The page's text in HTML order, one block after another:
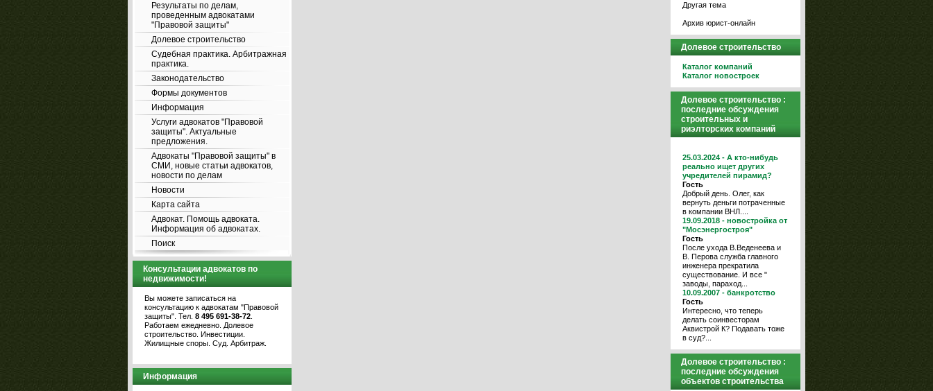
Результаты по делам,
проведенным адвокатами
"Правовой защиты"
Долевое строительство
Судебная практика. Арбитражная
практика.
Законодательство
Формы документов
Информация
Услуги адвокатов "Правовой
защиты". Актуальные
предложения.
Адвокаты "Правовой защиты" в
СМИ, новые статьи адвокатов,
новости по делам
Новости
Карта сайта
Адвокат. Помощь адвоката.
Информация об адвокатах.
Поиск
Консультации адвокатов по
недвижимости!
Вы можете записаться на
консультацию к адвокатам "Правовой
защиты". Тел. 8 495 691-38-72
Работаем ежедневно. Долевое
строительство. Инвестиции.
Жилищные споры. Суд. Арбитраж.
Информация
Другая тема
Архив юрист-онлайн
Долевое строительство
Каталог компаний
Каталог новостроек
Долевое строительство :
последние обсуждения
строительных и
риэлторских компаний
25.03.2024 - А кто-нибудь
реально ищет других
учредителей пирамид?
Гость
Добрый день. Олег, как
вернуть деньги потраченные
в компании ВНЛ....
19.09.2018 - новостройка от
"Мосэнергостроя"
Гость
После ухода В.Веденеева и
В. Перова служба главного
инженера прекратила
существование. И все "
заводы, параход...
10.09.2007 - банкротство
Гость
Интересно, что теперь
делать соинвесторам
Аквистрой К? Подавать тоже
в суд?...
Долевое строительство :
последние обсуждения
объектов строительства